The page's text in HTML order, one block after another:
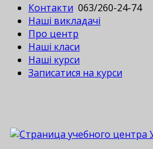
Контакти 063/260-24-74
Наші викладачі
Про центр
Наші класи
Наші курси
Записатися на курси